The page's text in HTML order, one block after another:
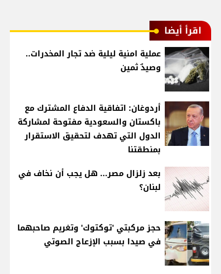
اقرأ أيضا
عملية امنية ليلية ضد تجار المخدرات..
وصيدٌ ثمين
أردوغان: اتفاقية الدفاع المشترك مع
باكستان والسعودية مفتوحة لمشاركة
الدول التي تهدف لتحقيق الاستقرار
بمنطقتنا
بعد زلزال مصر... هل يجب أن نخاف في
لبنان؟
حجز مركبتي 'توكتوك' وتغريم صاحبهما
في صيدا بسبب الإزعاج الصوتي